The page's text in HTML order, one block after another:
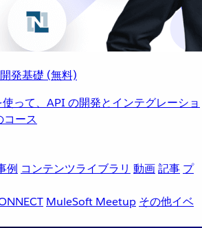
発基礎 (無料)
って、API の開発とインテグレーショ
コース
例 コンテンツライブラリ 動画記事 プ
MuleSoft Meetup その他イベ